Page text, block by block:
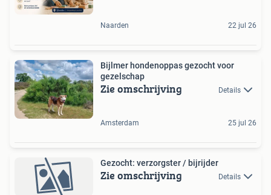
Naarden 22 jul 26
Bijlmer hondenoppas gezocht voor
gezelschap
Zie omschrijving Details
Amsterdam 25 jul 26
Gezocht: verzorgster / bijrijder
Zie omschrijving Details